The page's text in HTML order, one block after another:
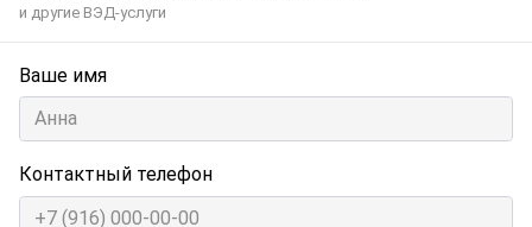
и другие ВЭД-услуги
Ваше имя
Контактный телефон